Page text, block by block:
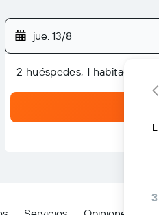
jue. 13/8
2 huéspedes, 1 habitación
L
3